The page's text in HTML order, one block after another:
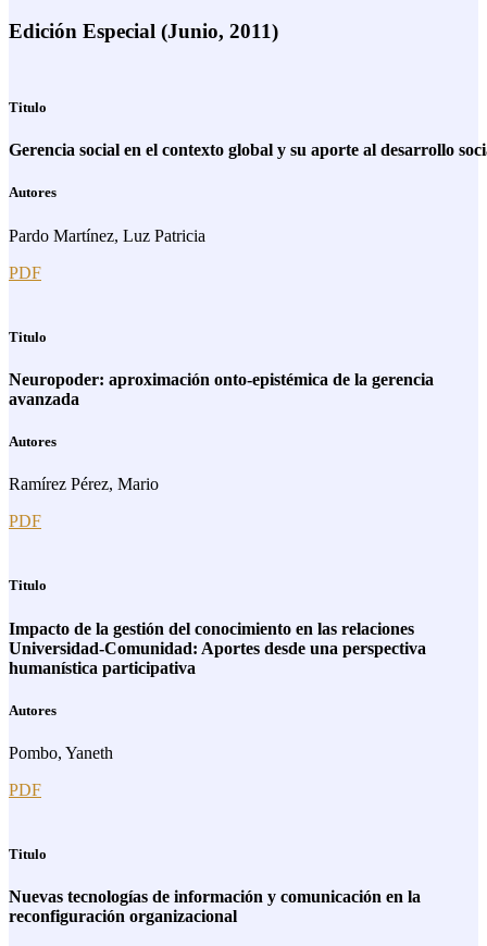
Edición Especial (Junio, 2011)
Titulo
Gerencia social en el contexto global y su aporte al desarrollo
Autores
Pardo Martínez, Luz Patricia
PDF
Titulo
Neuropoder: aproximación onto-epistémica de la gerencia
avanzada
Autores
Ramírez Pérez, Mario
PDF
Titulo
Impacto de la gestión del conocimiento en las relaciones
Universidad-Comunidad: Aportes desde una perspectiva
humanística participativa
Autores
Pombo, Yaneth
PDF
Titulo
Nuevas tecnologías de información y comunicación en la
reconfiguración organizacional